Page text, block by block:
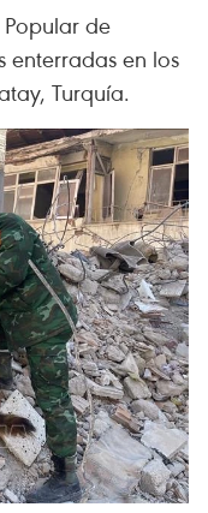
de
enterradas en los
Turquía.